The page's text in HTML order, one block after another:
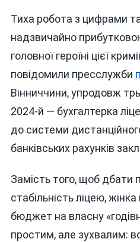
Тиха робота з цифрами
надзвичайно
головної героїні цієї
повідомили пресслужби
Вінниччини, упродовж
2024-й — бухгалтерка
до системи
банківських рахунків
Замість того, щоб дбати
стабільність ліцею,
бюджет на власну
простим, але зухвалим: